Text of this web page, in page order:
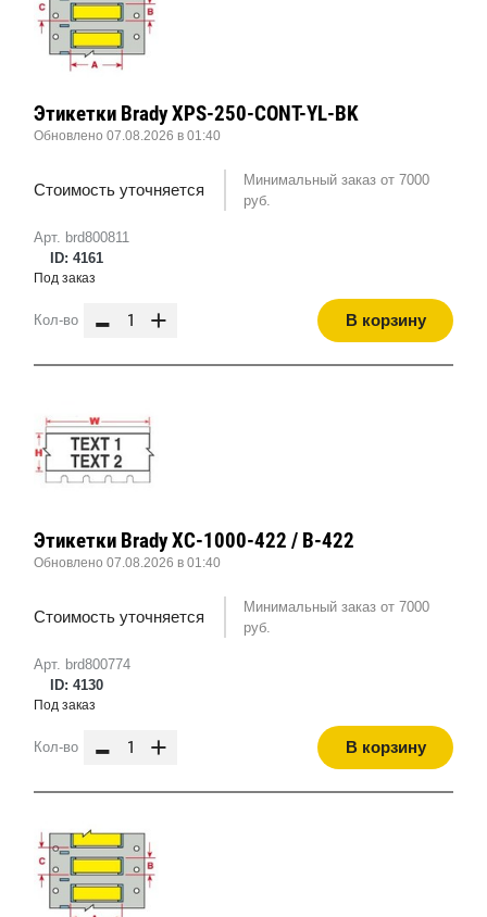
Арт. brd800811
ID: 4161
Этикетки Brady XPS-250-CONT-YL-BK
Обновлено 07.08.2026 в 01:40
Стоимость уточняется
Минимальный заказ от 7000
руб.
Под заказ
Кол-во - + В корзину
Арт. brd800774
ID: 4130
Этикетки Brady XC-1000-422 / B-422
Обновлено 07.08.2026 в 01:40
Стоимость уточняется
Минимальный заказ от 7000
руб.
Под заказ
Кол-во - + В корзину